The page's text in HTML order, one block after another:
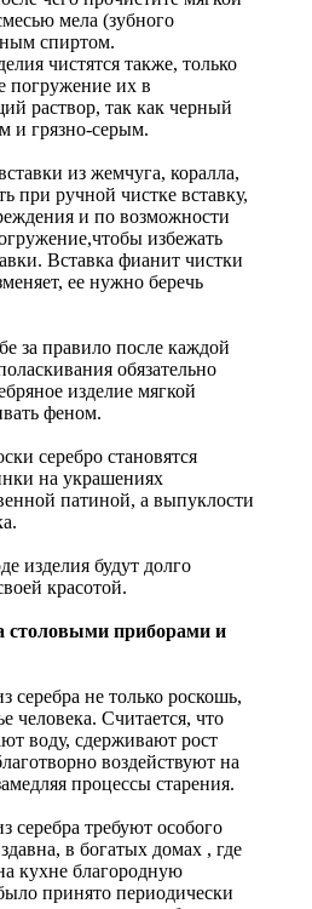
мела (зубного
спиртом.
чистятся также, только
погружение их в
раствор, так как черный
и грязно-серым.
из жемчуга, коралла,
при ручной чистке вставку,
и по возможности
избежать
Вставка фианит чистки
ее нужно беречь
за правило после каждой
обязательно
изделие мягкой
феном.
серебро становятся
на украшениях
патиной, а выпуклости
изделия будут долго
красотой.
столовыми приборами и
серебра не только роскошь,
человека. Считается, что
воду, сдерживают рост
воздействуют на
процессы старения.
серебра требуют особого
в богатых домах , где
кухне благородную
принято периодически